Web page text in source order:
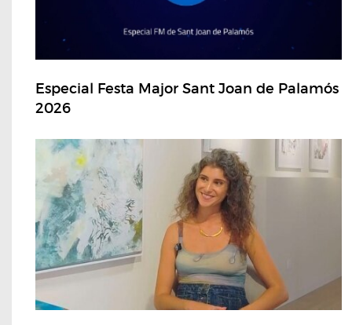
Especial Festa Major Sant Joan de Palamós
2026